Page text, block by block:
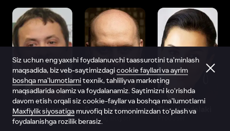
Vitaliy Shlyappo
Produser
Sergey Burunov
Dublyaj aktyori
Tina Kandelaki
Siz uchun eng yaxshi foydalanuvchi taassurotini ta’minlash
maqsadida, biz veb-saytimizdagicookie fayllari va ayrim
boshqa ma’lumotlarnitexnik, tahliliy va marketing
maqsadlarida olamiz va foydalanamiz. Saytimizni ko‘rishda
davom etish orqali siz cookie-fayllar va boshqa ma’lumotlarni
Maxfiylik siyosatiga muvofiq biz tomonimizdan to‘plash va
foydalanishga rozilik berasiz.